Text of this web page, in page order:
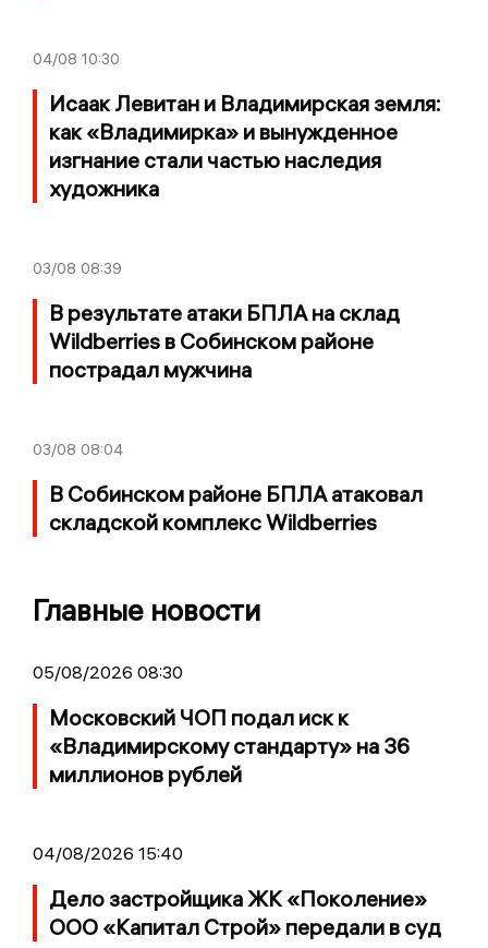
04/08 10:30
Исаак Левитан и Владимирская земля:
как «Владимирка» и вынужденное
изгнание стали частью наследия
художника
03/08 08:39
В результате атаки БПЛА на склад
Wildberries в Собинском районе
пострадал мужчина
03/08 08:04
В Собинском районе БПЛА атаковал
складской комплекс Wildberries
Главные новости
05/08/2026 08:30
Московский ЧОП подал иск к
«Владимирскому стандарту» на 36
миллионов рублей
04/08/2026 15:40
Дело застройщика ЖК «Поколение»
ООО «Капитал Строй» передали в суд